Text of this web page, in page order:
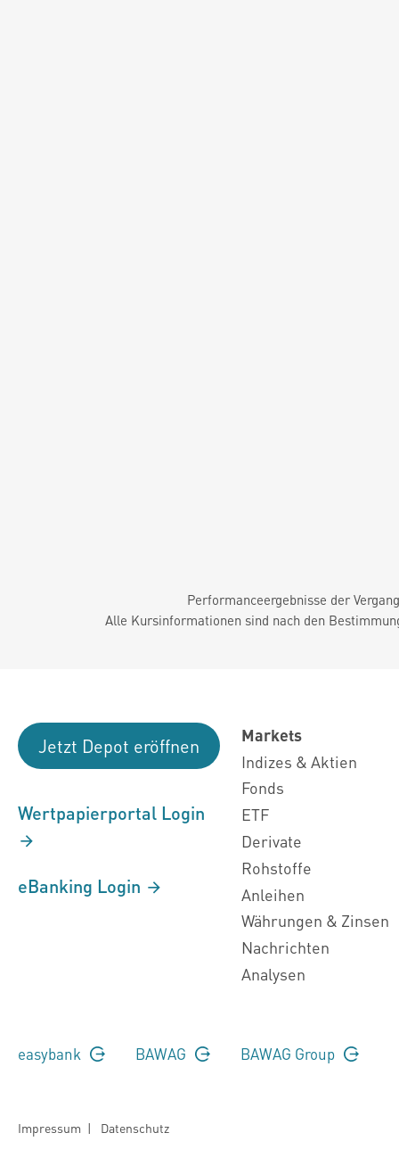
Performanceergebnisse der
Alle Kursinformationen sind nach den
Jetzt Depot eröffnen
Wertpapierportal Login
eBanking Login
Markets
Indizes & Aktien
Fonds
ETF
Derivate
Rohstoffe
Anleihen
Währungen & Zinsen
Nachrichten
Analysen
easybank BAWAG BAWAG Group
Impressum | Datenschutz